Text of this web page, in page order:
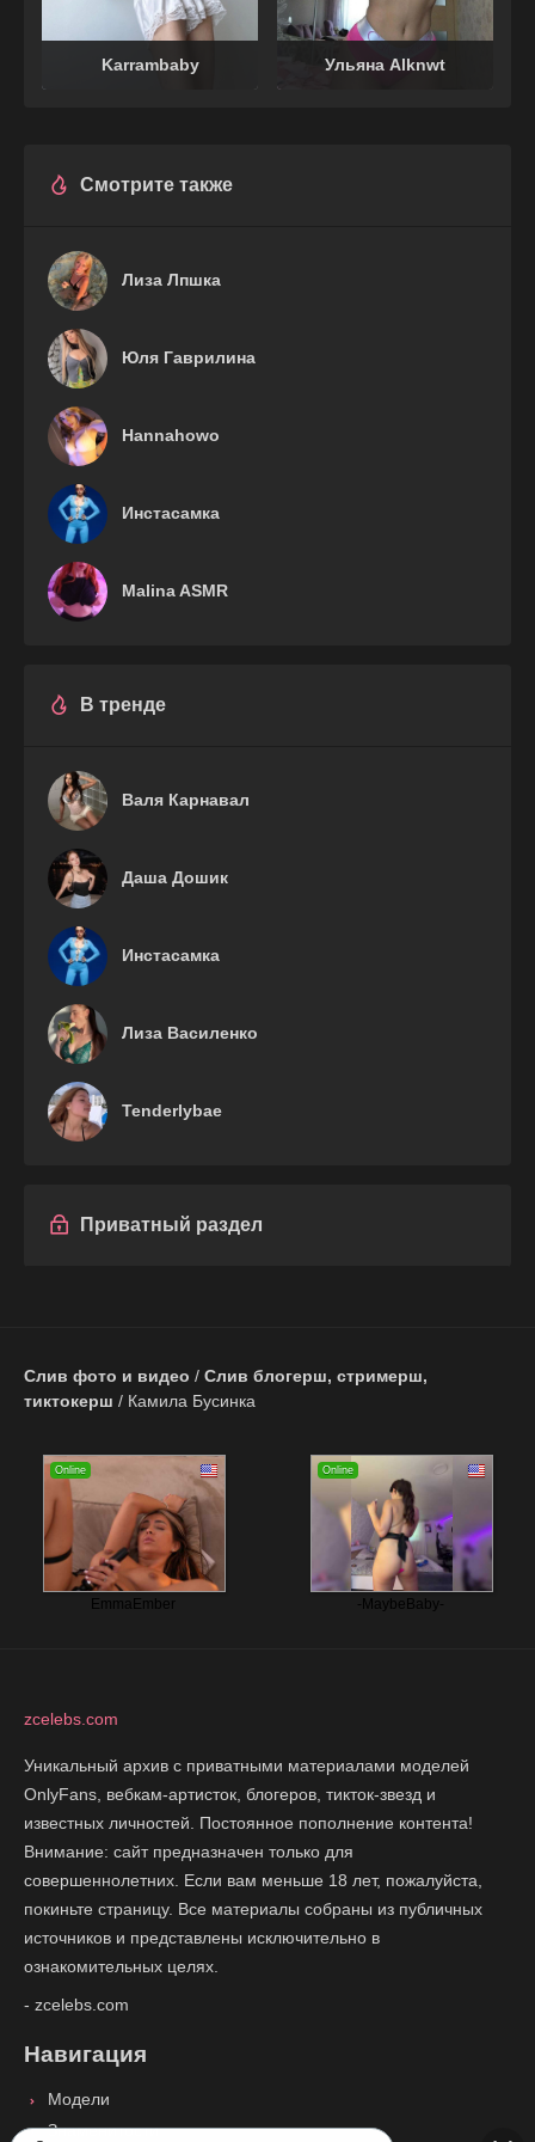
Karrambaby Ульяна Alknwt
Смотрите также
Лиза Лпшка
Юля Гаврилина
Hannahowo
Инстасамка
Malina ASMR
В тренде
Валя Карнавал
Даша Дошик
Инстасамка
Лиза Василенко
Tenderlybae
Приватный раздел
Слив фото и видео / Слив блогерш, стримерш,
тиктокерш / Камила Бусинка
zcelebs.com
Уникальный архив с приватными материалами моделей
OnlyFans, вебкам-артисток, блогеров, тикток-звезд и
известных личностей. Постоянное пополнение контента!
Внимание: сайт предназначен только для
совершеннолетних. Если вам меньше 18 лет, пожалуйста,
покиньте страницу. Все материалы собраны из публичных
источников и представлены исключительно в
ознакомительных целях.
- zcelebs.com
Навигация
Модели
Знаменитости